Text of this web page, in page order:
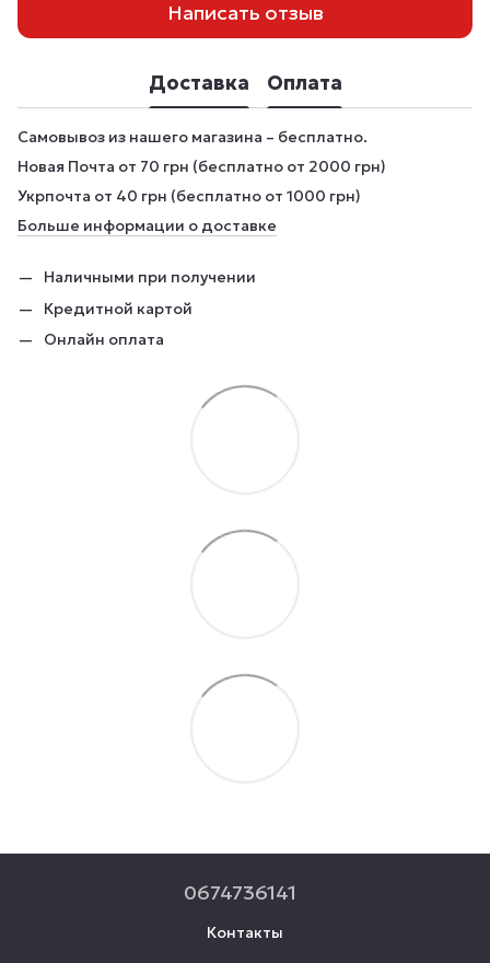
Написать отзыв
Доставка Оплата
Самовывоз из нашего магазина – бесплатно.
Новая Почта от 70 грн (бесплатно от 2000 грн)
Укрпочта от 40 грн (бесплатно от 1000 грн)
Больше информации о доставке
Наличными при получении
Кредитной картой
Онлайн оплата
0674736141
Контакты